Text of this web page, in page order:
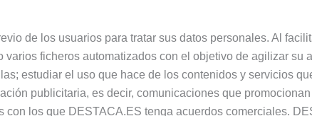
de los usuarios para tratar sus datos personales. Al
ficheros automatizados con el objetivo de agilizar
estudiar el uso que hace de los contenidos y servicios
publicitaria, es decir, comunicaciones que
los que DESTACA.ES tenga acuerdos comerciales.